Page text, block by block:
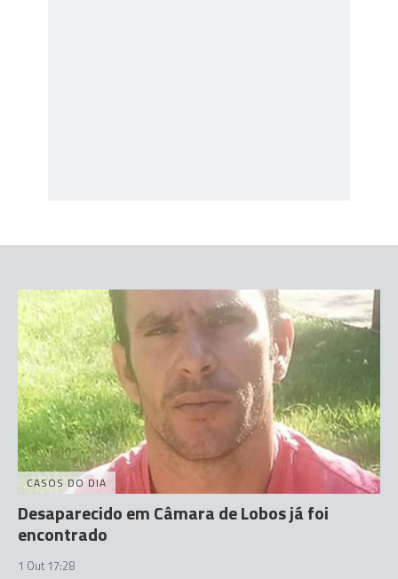
CASOS DO DIA
Desaparecido em Câmara de Lobos já foi
encontrado
1 Out 17:28